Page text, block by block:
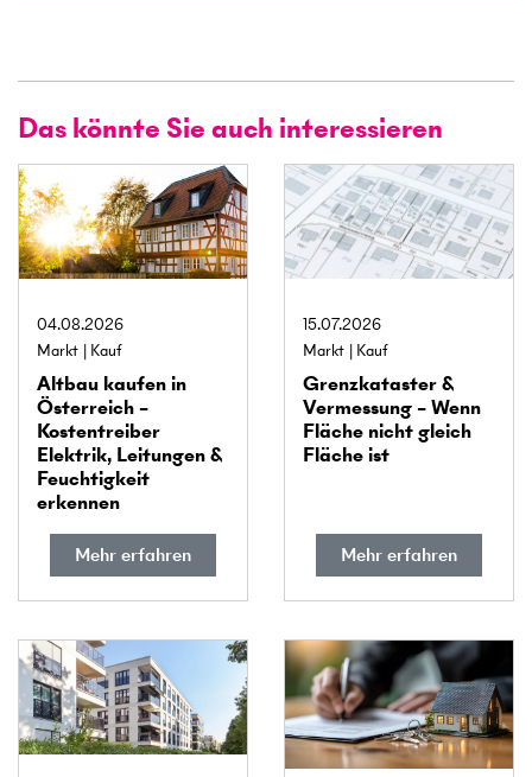
Das könnte Sie auch interessieren
04.08.2026
Markt Kauf
Altbau kaufen in
Österreich –
Kostentreiber
Elektrik, Leitungen &
Feuchtigkeit
erkennen
Mehr erfahren
15.07.2026
Markt Kauf
Grenz­kataster &
Vermessung – Wenn
Fläche nicht gleich
Fläche ist
Mehr erfahren